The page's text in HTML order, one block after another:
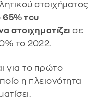
στοιχήματος
65% του
στοιχηματίζει σε
το 2022.
για το πρώτο
η πλειονότητα